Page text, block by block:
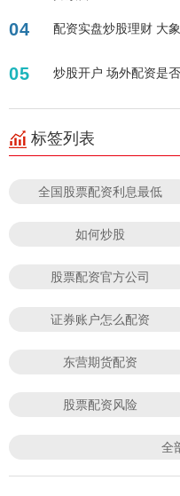
04 配资实盘炒股理财 大
05 炒股开户 场外配资是
标签列表
全国股票配资利息最低
如何炒股
股票配资官方公司
证券账户怎么配资
东营期货配资
股票配资风险
全